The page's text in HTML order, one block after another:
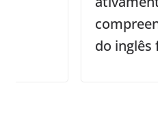
compreensão
do inglês falado